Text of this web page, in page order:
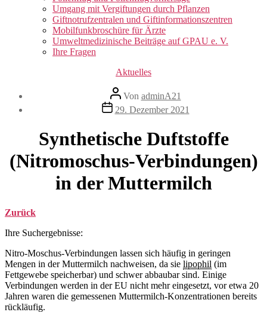
Umgang mit Vergiftungen durch Pflanzen
Giftnotrufzentralen und Giftinformationszentren
Mobilfunkbroschüre für Ärzte
Umweltmedizinische Beiträge auf GPAU e. V.
Ihre Fragen
Kategorien
Aktuelles
Beitragsautor
Von adminA21
Veröffentlichungsdatum
29. Dezember 2021
Synthetische Duftstoffe
(Nitromoschus-Verbindungen)
in der Muttermilch
Zurück
Ihre Suchergebnisse:
Nitro-Moschus-Verbindungen lassen sich häufig in geringen
Mengen in der Muttermilch nachweisen, da sie lipophil (im
Fettgewebe speicherbar) und schwer abbaubar sind. Einige
Verbindungen werden in der EU nicht mehr eingesetzt, vor etwa 20
Jahren waren die gemessenen Muttermilch-Konzentrationen bereits
rückläufig.